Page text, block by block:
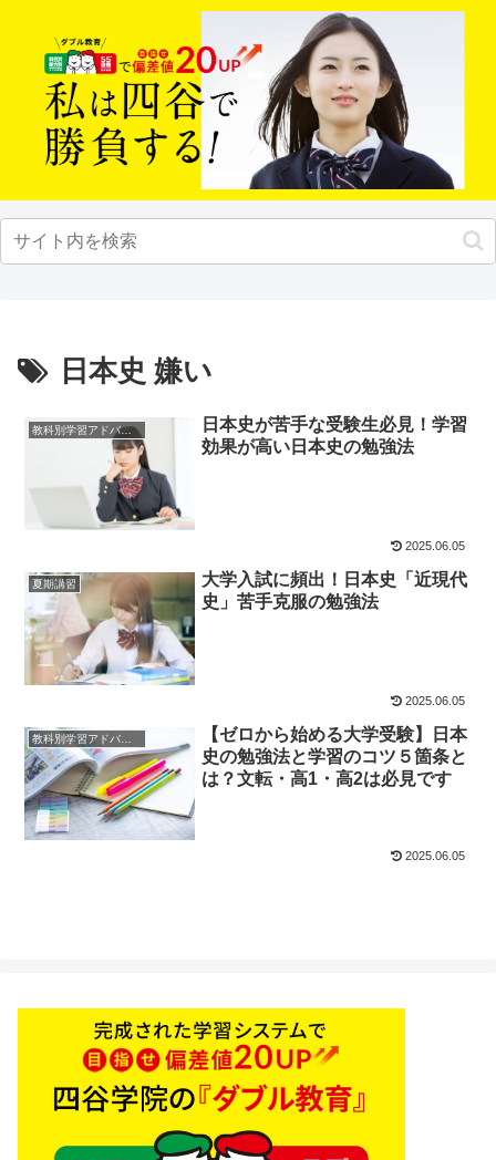
日本史 嫌い
教科別学習アドバイス
日本史が苦手な受験生必見！学習
効果が高い日本史の勉強法
2025.06.05
夏期講習
大学入試に頻出！日本史「近現代
史」苦手克服の勉強法
2025.06.05
教科別学習アドバイス
【ゼロから始める大学受験】日本
史の勉強法と学習のコツ５箇条と
は？文転・高1・高2は必見です
2025.06.05